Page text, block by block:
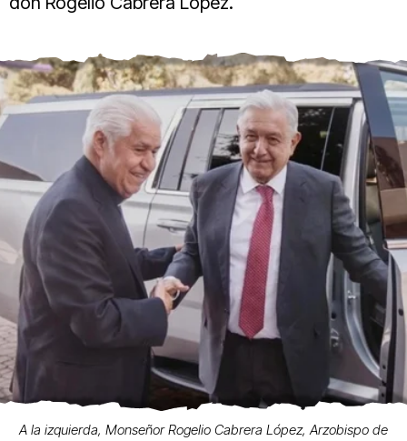
A la izquierda, Monseñor Rogelio Cabrera López, Arzobispo de